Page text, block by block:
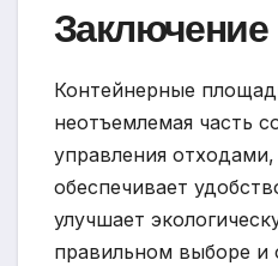
Заключение
Контейнерные
неотъемлемая часть
управления отходами,
обеспечивает
улучшает
правильном выборе и